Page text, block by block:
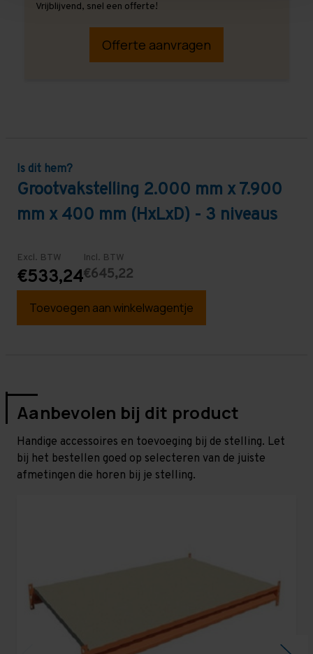
Vrijblijvend, snel een offerte!
Offerte aanvragen
Is dit hem?
Grootvakstelling 2.000 mm x 7.900
mm x 400 mm (HxLxD) - 3 niveaus
Excl. BTW
€533,24
Incl. BTW
€645,22
Toevoegen aan winkelwagentje
Aanbevolen bij dit product
Handige accessoires en toevoeging bij de stelling. Let
bij het bestellen goed op selecteren van de juiste
afmetingen die horen bij je stelling.